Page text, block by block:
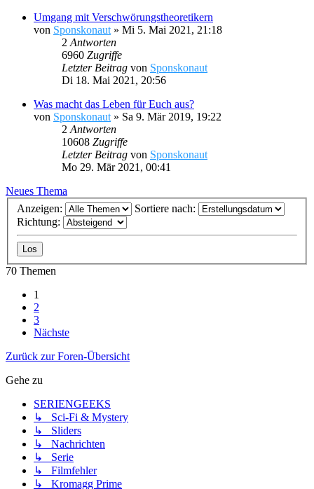
Umgang mit Verschwörungstheoretikern
von Sponskonaut » Mi 5. Mai 2021, 21:18
2 Antworten
6960 Zugriffe
Letzter Beitrag von Sponskonaut
Di 18. Mai 2021, 20:56
Was macht das Leben für Euch aus?
von Sponskonaut » Sa 9. Mär 2019, 19:22
2 Antworten
10608 Zugriffe
Letzter Beitrag von Sponskonaut
Mo 29. Mär 2021, 00:41
Neues Thema
Anzeigen:
Sortiere nach:
Richtung:
70 Themen
1
2
3
Nächste
Zurück zur Foren-Übersicht
Gehe zu
SERIENGEEKS
↳ Sci-Fi & Mystery
↳ Sliders
↳ Nachrichten
↳ Serie
↳ Filmfehler
↳ Kromagg Prime